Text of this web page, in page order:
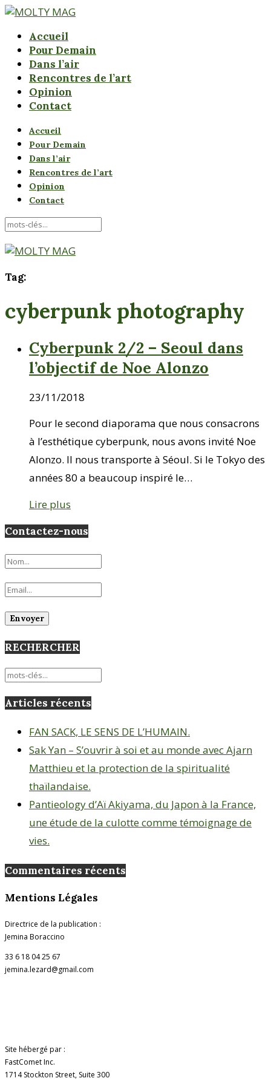
Accueil
Pour Demain
Dans l’air
Rencontres de l’art
Opinion
Contact
Accueil
Pour Demain
Dans l’air
Rencontres de l’art
Opinion
Contact
Tag:
cyberpunk photography
Cyberpunk 2/2 – Seoul dans
l’objectif de Noe Alonzo
23/11/2018
Pour le second diaporama que nous consacrons
à l’esthétique cyberpunk, nous avons invité Noe
Alonzo. Il nous transporte à Séoul. Si le Tokyo des
années 80 a beaucoup inspiré le…
Lire plus
Contactez-nous
RECHERCHER
Articles récents
FAN SACK, LE SENS DE L’HUMAIN.
Sak Yan – S’ouvrir à soi et au monde avec Ajarn
Matthieu et la protection de la spiritualité
thaïlandaise.
Pantieology d’Aï Akiyama, du Japon à la France,
une étude de la culotte comme témoignage de
vies.
Commentaires récents
Mentions Légales
Directrice de la publication :
Jemina Boraccino
33 6 18 04 25 67
jemina.lezard@gmail.com
Site hébergé par :
FastComet Inc.
1714 Stockton Street, Suite 300